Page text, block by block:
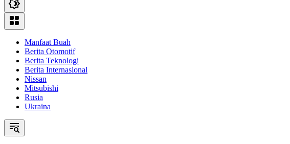
Manfaat Buah
Berita Otomotif
Berita Teknologi
Berita Internasional
Nissan
Mitsubishi
Rusia
Ukraina